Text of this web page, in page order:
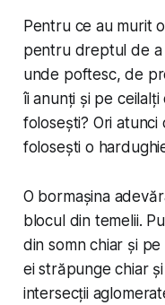
Pentru ce au murit
pentru dreptul de a
unde poftesc, de
îi anunți și pe
folosești? Ori
folosești o
O bormașina
blocul din temelii.
din somn chiar și
ei străpunge chiar
intersecții